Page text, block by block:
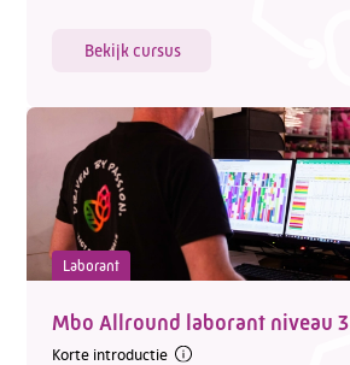
Bekijk cursus
Laborant
Mbo Allround laborant niveau 3
Korte introductie